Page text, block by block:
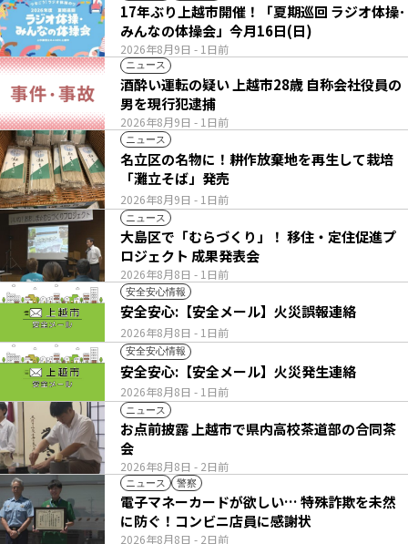
2026年8月9日 - 1日前
17年ぶり上越市開催！「夏期巡回 ラジオ体操･
みんなの体操会」今月16日(日)
ニュース
2026年8月9日 - 1日前
酒酔い運転の疑い 上越市28歳 自称会社役員の
男を現行犯逮捕
ニュース
2026年8月9日 - 1日前
名立区の名物に！耕作放棄地を再生して栽培
「灘立そば」発売
ニュース
2026年8月8日 - 1日前
大島区で「むらづくり」！ 移住・定住促進プ
ロジェクト 成果発表会
安全安心情報
2026年8月8日 - 1日前
安全安心:【安全メール】火災誤報連絡
安全安心情報
2026年8月8日 - 1日前
安全安心:【安全メール】火災発生連絡
ニュース
2026年8月8日 - 2日前
お点前披露 上越市で県内高校茶道部の合同茶
会
ニュース 警察
2026年8月8日 - 2日前
電子マネーカードが欲しい… 特殊詐欺を未然
に防ぐ！コンビニ店員に感謝状